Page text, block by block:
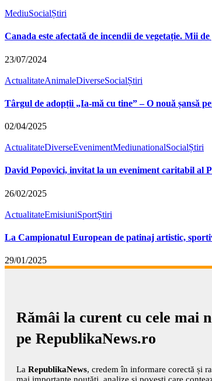
MediuSocialȘtiri
Canada este afectată de incendii de vegetație. Mii
23/07/2024
ActualitateAnimaleDiverseSocialȘtiri
Târgul de adopții „Ia-mă cu tine” – O nouă șansă
02/04/2025
ActualitateDiverseEvenimentMediunationalSocialȘtiri
David Popovici, invitat la un eveniment caritabil al
26/02/2025
ActualitateEmisiuniSportȘtiri
La Campionatul European de patinaj artistic,
29/01/2025
Rămâi la curent cu cele mai
pe RepublikaNews.ro
La RepublikaNews, credem în informare corectă și